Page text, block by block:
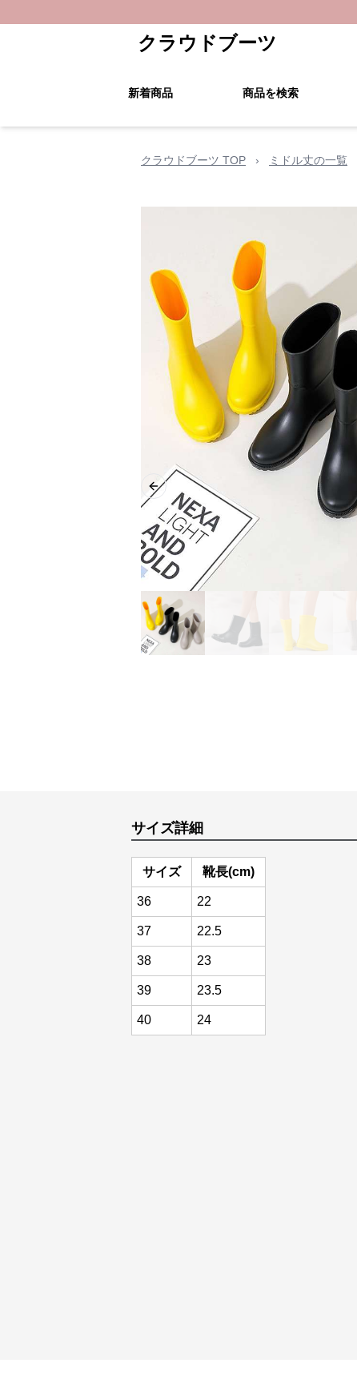
クラウドブーツ
新着商品 商品を検索
クラウドブーツ TOP › ミドル丈の一覧
Previous slide
サイズ詳細
サイズ 靴長(cm)
36 22
37 22.5
38 23
39 23.5
40 24